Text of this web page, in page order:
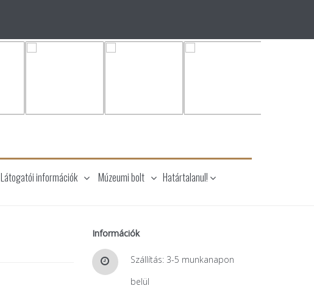
Látogatói információk Múzeumi bolt Határtalanul!
Információk
Szállítás: 3-5 munkanapon
belül